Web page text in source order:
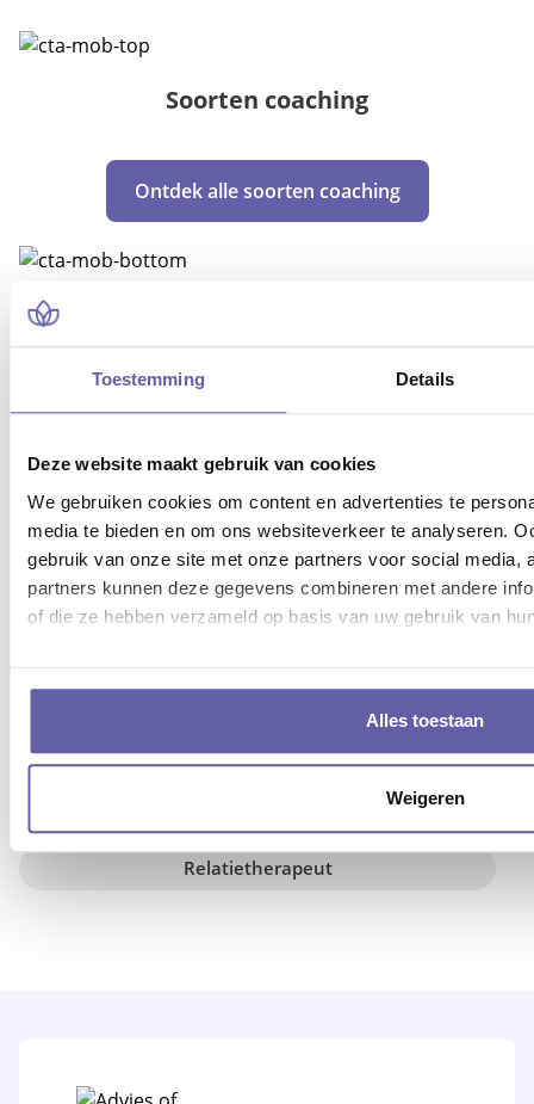
Toestemming Details
Deze website maakt gebruik van cookies
We gebruiken cookies om content en advertenties te
media te bieden en om ons websiteverkeer te analyseren.
gebruik van onze site met onze partners voor social media,
partners kunnen deze gegevens combineren met andere
of die ze hebben verzameld op basis van uw gebruik van
Alles toestaan
Weigeren
Soorten coaching
Ontdek alle soorten coaching
COACHING
Life coach
Burn-out coach
Relatietherapeut